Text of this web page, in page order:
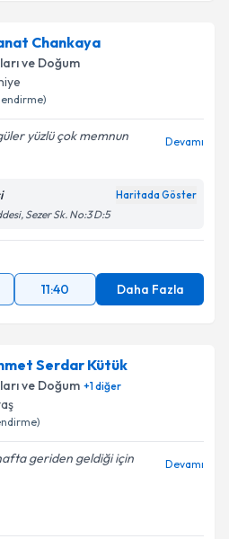
Chankaya
ve Doğum
yüzlü çok memnun
Devamı
Haritada Göster
Sezer Sk. No:3 D:5
11:40 Daha Fazla
Serdar Kütük
ve Doğum +1diğer
geriden geldiği için
Devamı